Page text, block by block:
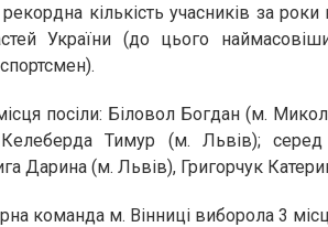
кількість учасників за
України (до цього
посіли: Біловол Богдан (м.
Тимур (м. Львів); серед
Дарина (м. Львів), Григорчук
команда м. Вінниці виборола 3